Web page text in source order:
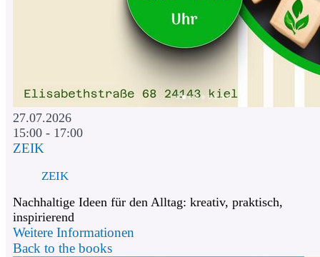
27.07.2026
15:00 - 17:00
ZEIK
ZEIK
Nachhaltige Ideen für den Alltag: kreativ, praktisch,
inspirierend
Weitere Informationen
Back to the books